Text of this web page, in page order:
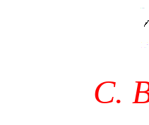
не
– Перед
С.